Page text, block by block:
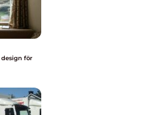
design för